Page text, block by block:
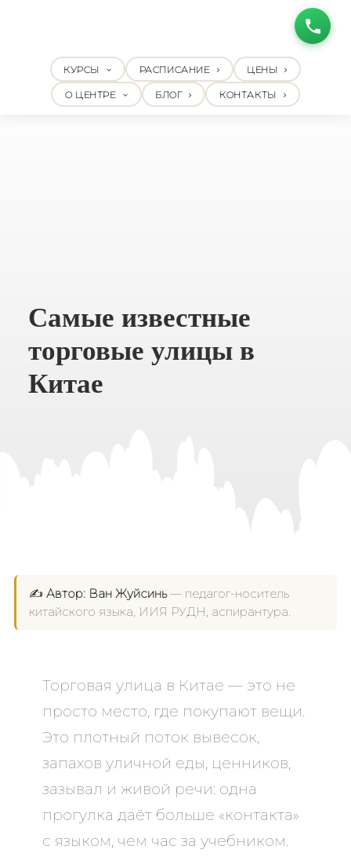
КУРСЫ РАСПИСАНИЕ ЦЕНЫ
О ЦЕНТРЕ БЛОГ КОНТАКТЫ
Самые известные
торговые улицы в
Китае
✍️ Автор: Ван Жуйсинь— педагог-носитель
китайского языка, ИИЯ РУДН, аспирантура.
Торговая улица в Китае — это не
просто место, где покупают вещи.
Это плотный поток вывесок,
запахов уличной еды, ценников,
зазывал и живой речи: одна
прогулка даёт больше «контакта»
с языком, чем час за учебником.